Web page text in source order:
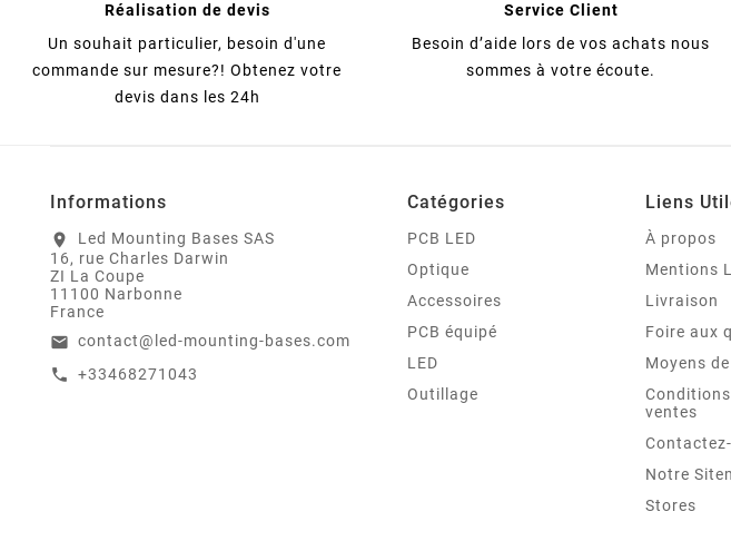
Réalisation de devis
Un souhait particulier, besoin d'une
commande sur mesure?! Obtenez votre
devis dans les 24h
Service Client
Besoin d’aide lors de vos achats nous
sommes à votre écoute.
Informations
location_on
Led Mounting Bases SAS
16, rue Charles Darwin
ZI La Coupe
11100 Narbonne
France
email contact@led-mounting-bases.com
call +33468271043
Catégories
PCB LED
Optique
Accessoires
PCB équipé
LED
Outillage
Liens
À propos
Mentions
Livraison
Foire aux
Moyens
ventes
Notre
Stores